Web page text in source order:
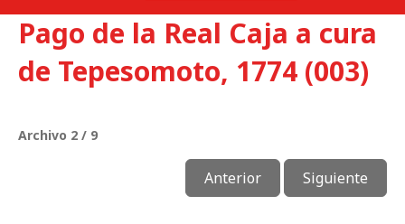
Pago de la Real Caja a cura
de Tepesomoto, 1774 (003)
Archivo 2 / 9
Anterior Siguiente